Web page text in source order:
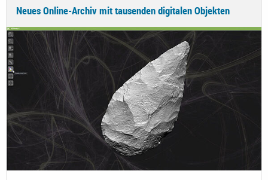
Neues Online-Archiv mit tausenden digitalen Objekten